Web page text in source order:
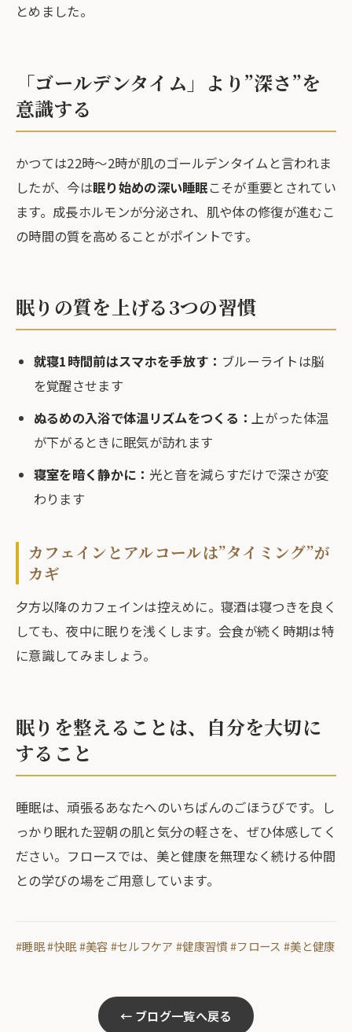
とめました。
「ゴールデンタイム」より”深さ”を
意識する
かつては22時〜2時が肌のゴールデンタイムと言われま
したが、今は眠り始めの深い睡眠こそが重要とされてい
ます。成長ホルモンが分泌され、肌や体の修復が進むこ
の時間の質を高めることがポイントです。
眠りの質を上げる3つの習慣
就寝1時間前はスマホを手放す： ブルーライトは脳
を覚醒させます
ぬるめの入浴で体温リズムをつくる：上がった体温
が下がるときに眠気が訪れます
寝室を暗く静かに： 光と音を減らすだけで深さが変
わります
カフェインとアルコールは”タイミング”が
カギ
夕方以降のカフェインは控えめに。寝酒は寝つきを良く
しても、夜中に眠りを浅くします。会食が続く時期は特
に意識してみましょう。
眠りを整えることは、自分を大切に
すること
睡眠は、頑張るあなたへのいちばんのごほうびです。し
っかり眠れた翌朝の肌と気分の軽さを、ぜひ体感してく
ださい。フロースでは、美と健康を無理なく続ける仲間
との学びの場をご用意しています。
#睡眠 #快眠 #美容 #セルフケア #健康習慣 #フロース #美と健康
← ブログ一覧へ戻る